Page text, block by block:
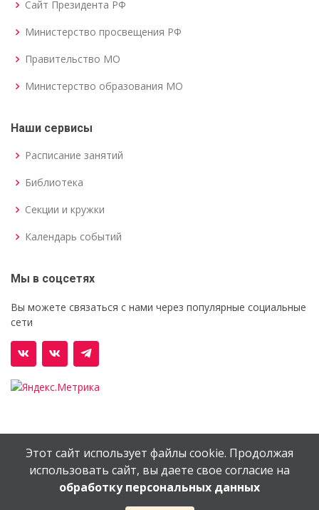
Сайт Президента РФ
Министерство просвещения РФ
Правительство МО
Министерство образования МО
Наши сервисы
Расписание занятий
Библиотека
Секции и кружки
Календарь событий
Мы в соцсетях
Вы можете связаться с нами через популярные социальные
сети
© Орехово-Зуевский железнодорожный техникум им.
В.И.Бондаренко
Сайт создан вEV-DV.RU
Этот сайт использует файлы cookie. Продолжая
использовать сайт, вы даете свое согласие на
обработку персональных данных